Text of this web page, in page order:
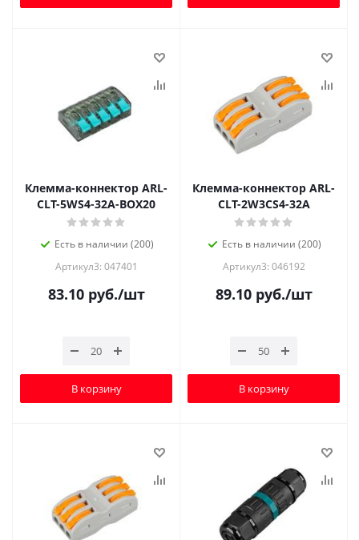
Клемма-коннектор ARL-
CLT-5WS4-32A-BOX20
Есть в наличии (200)
Артикул3: 047401
83.10руб./шт
В корзину
Клемма-коннектор ARL-
CLT-2W3CS4-32A
Есть в наличии (200)
Артикул3: 046192
89.10руб./шт
В корзину